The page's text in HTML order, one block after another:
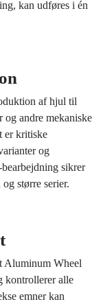
kan udføres i én
af hjul til
og andre mekaniske
er kritiske
og
sikrer
større serier.
Aluminum Wheel
kontrollerer alle
emner kan